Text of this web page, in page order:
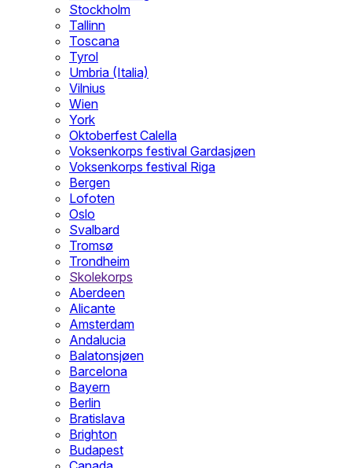
Stockholm
Tallinn
Toscana
Tyrol
Umbria (Italia)
Vilnius
Wien
York
Oktoberfest Calella
Voksenkorps festival Gardasjøen
Voksenkorps festival Riga
Bergen
Lofoten
Oslo
Svalbard
Tromsø
Trondheim
Skolekorps
Aberdeen
Alicante
Amsterdam
Andalucia
Balatonsjøen
Barcelona
Bayern
Berlin
Bratislava
Brighton
Budapest